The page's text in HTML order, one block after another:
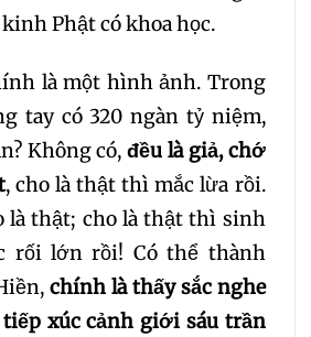
Phật có khoa học.
là một hình ảnh. Trong
tay có 320 ngàn tỷ niệm,
Không có,đều là giả, chớ
, cho là thật thì mắc lừa rồi.
là thật; cho là thật thì sinh
rối lớn rồi! Có thể thành
chính là thấy sắc nghe
xúc cảnh giới sáu trần